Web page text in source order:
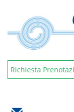
Richiesta